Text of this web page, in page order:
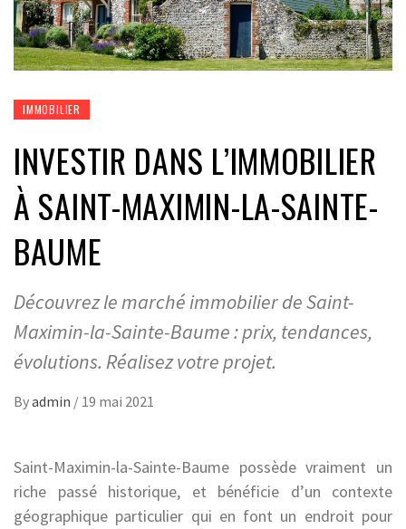
IMMOBILIER
INVESTIR DANS L’IMMOBILIER
À SAINT-MAXIMIN-LA-SAINTE-
BAUME
Découvrez le marché immobilier de Saint-
Maximin-la-Sainte-Baume : prix, tendances,
évolutions. Réalisez votre projet.
Byadmin / 19 mai 2021
Saint-Maximin-la-Sainte-Baume possède vraiment un
riche passé historique, et bénéficie d’un contexte
géographique particulier qui en font un endroit pour